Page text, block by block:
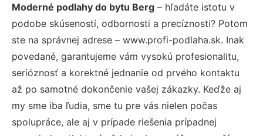
Moderné podlahy do bytu Berg – hľadáte istotu v
podobe skúseností, odbornosti a precíznosti? Potom
ste na správnej adrese – www.profi-podlaha.sk. Inak
povedané, garantujeme vám vysokú profesionalitu,
serióznosť a korektné jednanie od prvého kontaktu
až po samotné dokončenie vašej zákazky. Keďže aj
my sme iba ľudia, sme tu pre vás nielen počas
spolupráce, ale aj v prípade riešenia prípadnej